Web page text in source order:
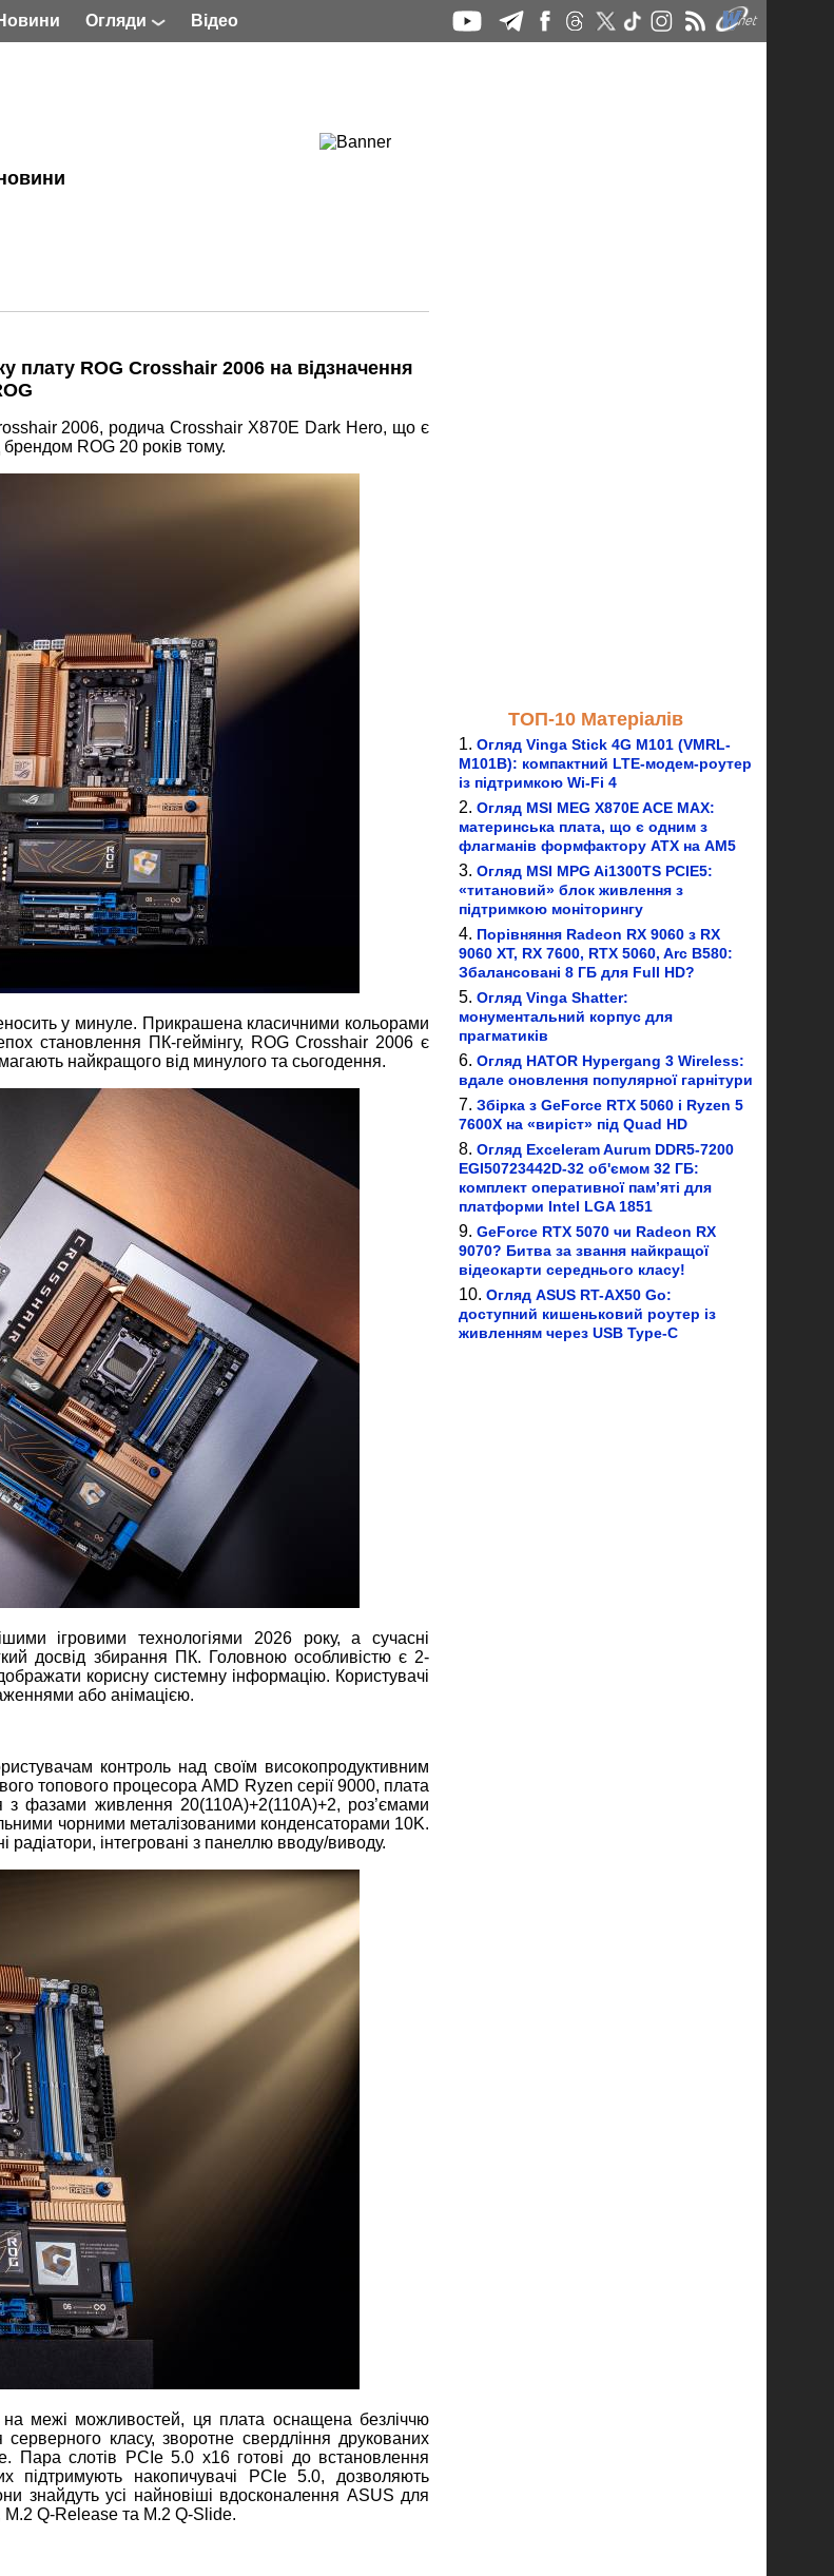
Огляди Відео
плату ROG Crosshair 2006 на відзначення
2006, родича Crosshair X870E Dark Hero, що є
ROG 20 років тому.
у минуле. Прикрашена класичними кольорами
становлення ПК-геймінгу, ROG Crosshair 2006 є
найкращого від минулого та сьогодення.
ігровими технологіями 2026 року, а сучасні
досвід збирання ПК. Головною особливістю є 2-
корисну системну інформацію. Користувачі
або анімацією.
контроль над своїм високопродуктивним
топового процесора AMD Ryzen серії 9000, плата
фазами живлення 20(110A)+2(110A)+2, роз’ємами
чорними металізованими конденсаторами 10K.
інтегровані з панеллю вводу/виводу.
межі можливостей, ця плата оснащена безліччю
класу, зворотне свердління друкованих
Пара слотів PCIe 5.0 x16 готові до встановлення
підтримують накопичувачі PCIe 5.0, дозволяють
знайдуть усі найновіші вдосконалення ASUS для
Q-Release та M.2 Q-Slide.
ТОП-10 Матеріалів
Огляд Vinga Stick 4G M101 (VMRL-
M101B): компактний LTE-модем-роутер
із підтримкою Wi-Fi 4
Огляд MSI MEG X870E ACE MAX:
материнська плата, що є одним з
флагманів формфактору ATX на AM5
Огляд MSI MPG Ai1300TS PCIE5:
«титановий» блок живлення з
підтримкою моніторингу
Порівняння Radeon RX 9060 з RX
9060 XT, RX 7600, RTX 5060, Arc B580:
Збалансовані 8 ГБ для Full HD?
Огляд Vinga Shatter:
монументальний корпус для
прагматиків
Огляд HATOR Hypergang 3 Wireless:
вдале оновлення популярної гарнітури
Збірка з GeForce RTX 5060 і Ryzen 5
7600X на «виріст» під Quad HD
Огляд Exceleram Aurum DDR5-7200
EGI50723442D-32 об'ємом 32 ГБ:
комплект оперативної пам’яті для
платформи Intel LGA 1851
GeForce RTX 5070 чи Radeon RX
9070? Битва за звання найкращої
відеокарти середнього класу!
Огляд ASUS RT-AX50 Go:
доступний кишеньковий роутер із
живленням через USB Type-C